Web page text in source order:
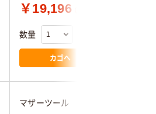
￥19,196
数量
カゴへ
マザーツール